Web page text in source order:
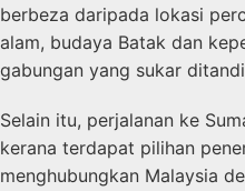
berbeza daripada lokasi
alam, budaya Batak dan
gabungan yang sukar
Selain itu, perjalanan ke
kerana terdapat pilihan
menghubungkan Malaysia